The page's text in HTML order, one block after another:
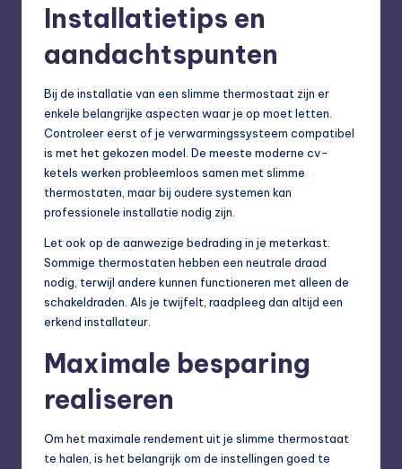
Installatietips en
aandachtspunten
Bij de installatie van een slimme thermostaat zijn er
enkele belangrijke aspecten waar je op moet letten.
Controleer eerst of je verwarmingssysteem compatibel
is met het gekozen model. De meeste moderne cv-
ketels werken probleemloos samen met slimme
thermostaten, maar bij oudere systemen kan
professionele installatie nodig zijn.
Let ook op de aanwezige bedrading in je meterkast.
Sommige thermostaten hebben een neutrale draad
nodig, terwijl andere kunnen functioneren met alleen de
schakeldraden. Als je twijfelt, raadpleeg dan altijd een
erkend installateur.
Maximale besparing
realiseren
Om het maximale rendement uit je slimme thermostaat
te halen, is het belangrijk om de instellingen goed te